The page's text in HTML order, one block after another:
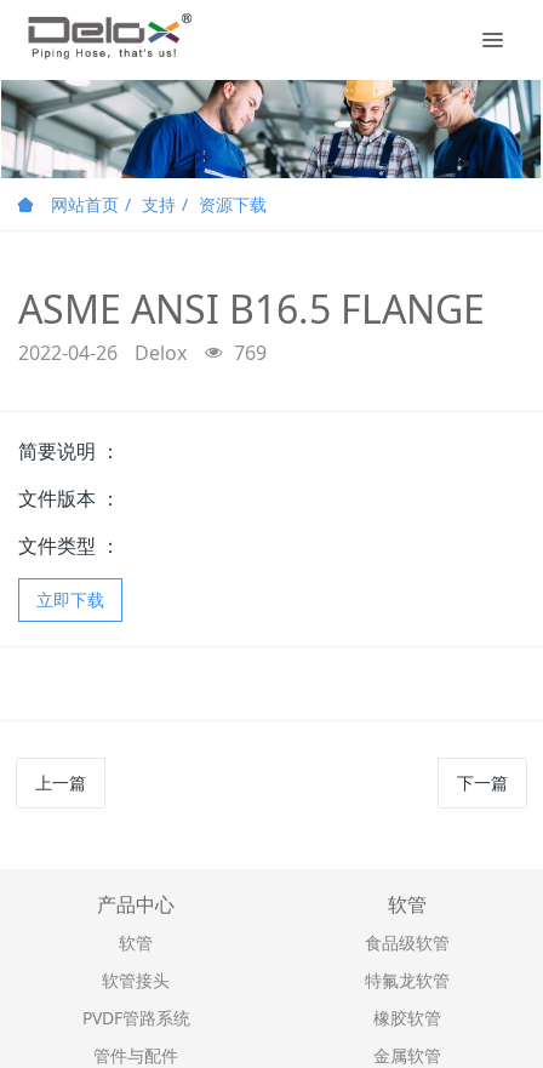
网站首页 支持 资源下载
ASME ANSI B16.5 FLANGE
2022-04-26 Delox 769
简要说明 ：
文件版本 ：
文件类型 ：
立即下载
上一篇 下一篇
产品中心
软管
软管接头
PVDF管路系统
管件与配件
软管
食品级软管
特氟龙软管
橡胶软管
金属软管